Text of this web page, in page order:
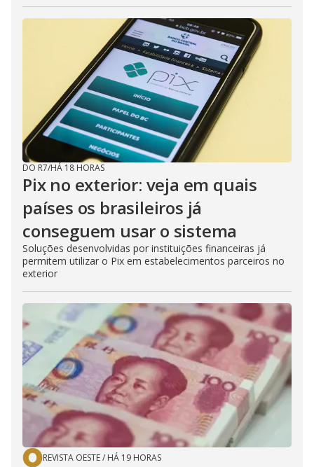
DO R7/HÁ 18 HORAS
Pix no exterior: veja em quais
países os brasileiros já
conseguem usar o sistema
Soluções desenvolvidas por instituições financeiras já
permitem utilizar o Pix em estabelecimentos parceiros no
exterior
REVISTA OESTE/ HÁ 19 HORAS